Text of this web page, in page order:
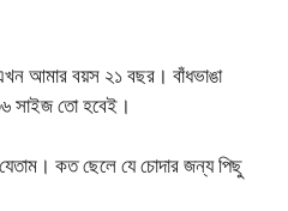
আমার বয়স ২১ বছর। বাঁধভাঙা
সাইজ তো হবেই।
কত ছেলে যে চোদার জন্য পিছু